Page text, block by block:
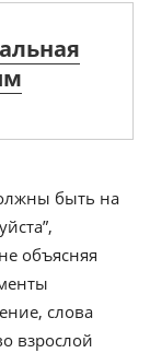
быть на
объясняя
слова
взрослой